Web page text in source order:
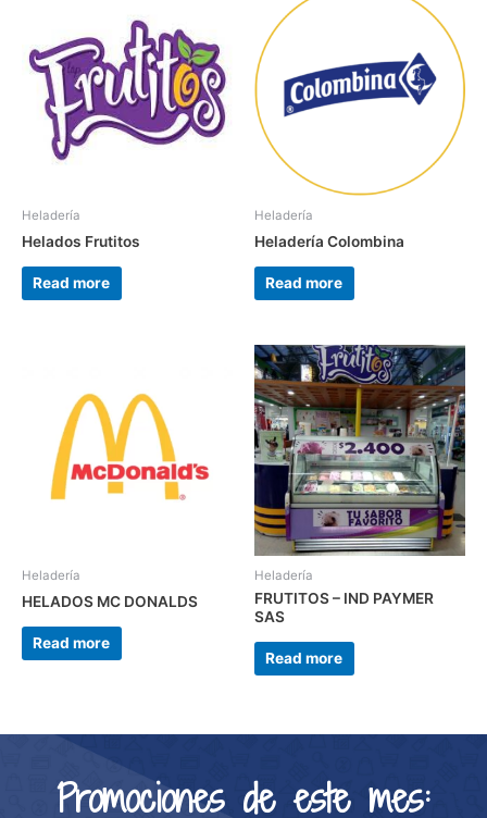
Heladería
Helados Frutitos
Read more
Heladería
Heladería Colombina
Read more
Heladería
HELADOS MC DONALDS
Read more
Heladería
FRUTITOS – IND PAYMER
SAS
Read more
Promociones de este mes: